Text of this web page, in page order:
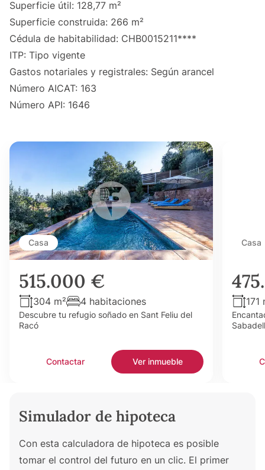
Superficie útil: 128,77 m²
Superficie construida: 266 m²
Cédula de habitabilidad: CHB0015211****
ITP: Tipo vigente
Gastos notariales y registrales: Según arancel
Número AICAT: 163
Número API: 1646
Casa
515.000 €
304 m² 4 habitaciones
Descubre tu refugio soñado en Sant Feliu del
Racó
Contactar Ver inmueble
Casa
171
Sabadell
Simulador de hipoteca
Con esta calculadora de hipoteca es posible
tomar el control del futuro en un clic. El primer